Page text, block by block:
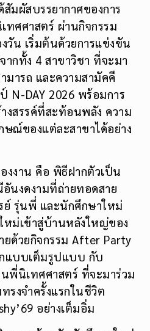
มผัสบรรยากาศของการ
ศศาสตร์ ผ่านกิจกรรม
วัน เริ่มต้นด้วยการแข่งขัน
กทั้ง 4 สาขาวิชา ที่จะมา
มารถ และความสามัคคี
N-DAY 2026 พร้อมการ
างสรรค์ที่สะท้อนพลัง ความ
ษณ์ของแต่ละสาขาได้อย่าง
งงาน คือ พิธีฝากตัวเป็น
นงดงามที่ถ่ายทอดสาย
ย์ รุ่นพี่ และนักศึกษาใหม่
ม่เข้าสู่บ้านหลังใหญ่ของ
ด้วยกิจกรรม After Party
แบบเต็มรูปแบบ กับ
พี่นิเทศศาสตร์ ที่จะมาร่วม
รงจำครั้งแรกในชีวิต
อย่างเต็มอิ่ม